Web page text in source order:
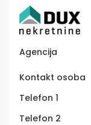
Agencija
Kontakt osoba
Telefon 1
Telefon 2